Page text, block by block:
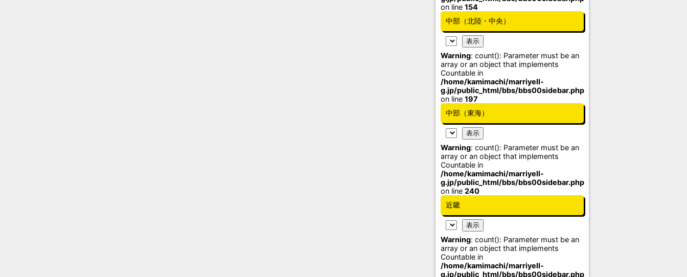
on line 154
中部（北陸・中央）
Warning: count(): Parameter must be an
array or an object that implements
Countable in
/home/kamimachi/marriyell-
g.jp/public_html/bbs/bbs00sidebar.php
on line 197
中部（東海）
Warning: count(): Parameter must be an
array or an object that implements
Countable in
/home/kamimachi/marriyell-
g.jp/public_html/bbs/bbs00sidebar.php
on line 240
近畿
Warning: count(): Parameter must be an
array or an object that implements
Countable in
/home/kamimachi/marriyell-
g.jp/public_html/bbs/bbs00sidebar.php